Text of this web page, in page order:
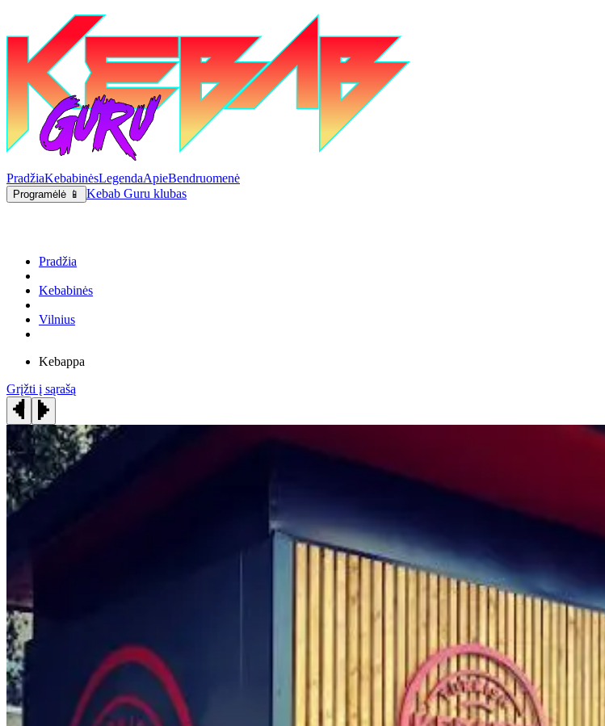
PradžiaKebabinėsLegendaApieBendruomenė
Programėlė 📱 Kebab Guru klubas
Pradžia
Kebabinės
Vilnius
Kebappa
Grįžti į sąrašą